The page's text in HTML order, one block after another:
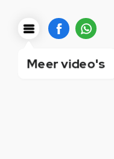
Meer video's